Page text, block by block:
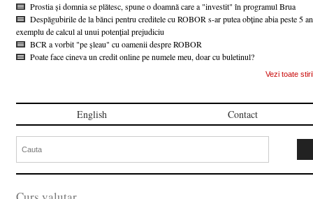
Prostia și domnia se plătesc, spune o doamnă care a "investit" în programul Brua
Despăgubirile de la bănci pentru creditele cu ROBOR s-ar putea obține abia peste 5
exemplu de calcul al unui potențial prejudiciu
BCR a vorbit "pe șleau" cu oamenii despre ROBOR
Poate face cineva un credit online pe numele meu, doar cu buletinul?
Vezi toate
English Contact